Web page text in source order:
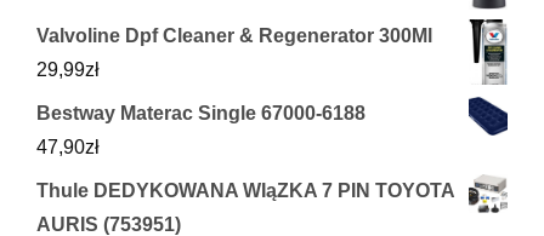
Valvoline Dpf Cleaner & Regenerator 300Ml
29,99zł
Bestway Materac Single 67000-6188
47,90zł
Thule DEDYKOWANA WIąZKA 7 PIN TOYOTA
AURIS (753951)